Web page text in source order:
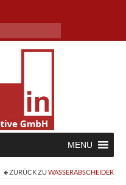
MENU
ZURÜCK ZUWASSERABSCHEIDER